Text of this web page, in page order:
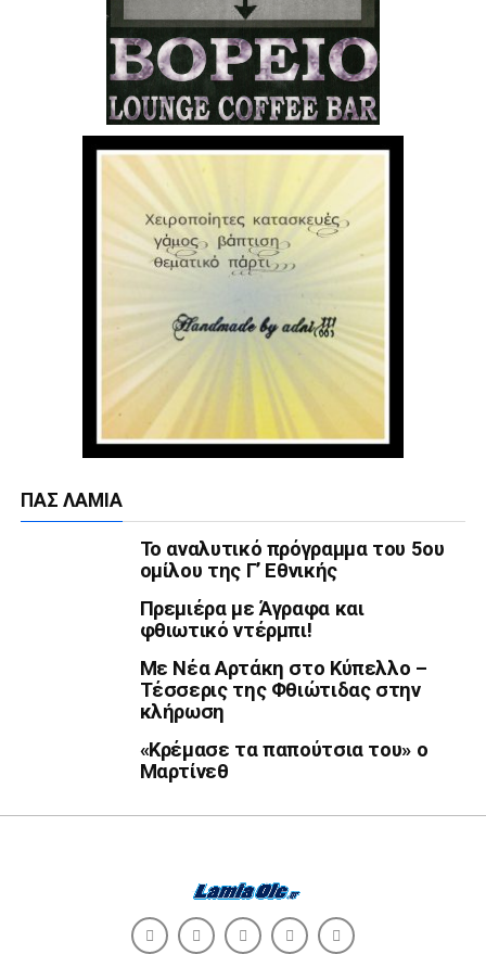
ΠΑΣ ΛΑΜΊΑ
Το αναλυτικό πρόγραμμα του 5ου
ομίλου της Γ’ Εθνικής
Πρεμιέρα με Άγραφα και
φθιωτικό ντέρμπι!
Με Νέα Αρτάκη στο Κύπελλο –
Τέσσερις της Φθιώτιδας στην
κλήρωση
«Κρέμασε τα παπούτσια του» ο
Μαρτίνεθ